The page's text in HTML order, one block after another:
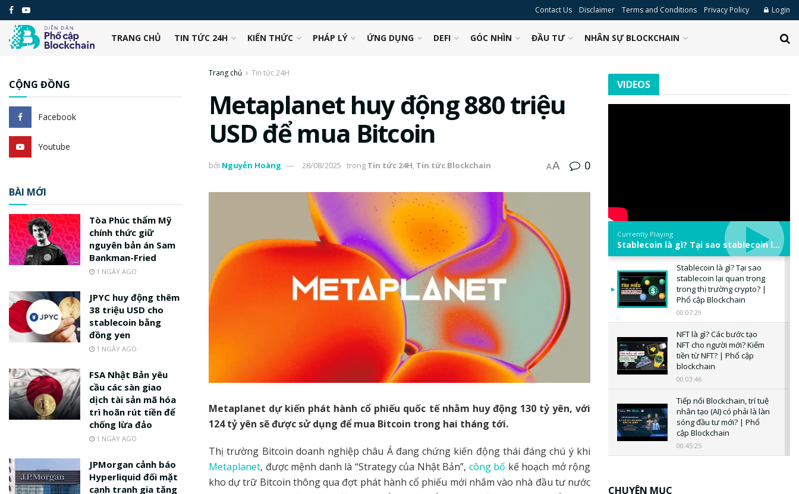
Contact Us Disclaimer Terms and Conditions Privacy Policy Login
TRANG CHỦ TIN TỨC 24H KIẾN THỨC PHÁP LÝ ỨNG DỤNG DEFI GÓC NHÌN ĐẦU TƯ NHÂN SỰ BLOCKCHAIN
Trang chủ Tin tức 24H
Metaplanet huy động 880 triệu
USD để mua Bitcoin
bởi Nguyễn Hoàng 28/08/2025 trong Tin tức 24H, Tin tức Blockchain AA 0
Metaplanet dự kiến phát hành cổ phiếu quốc tế nhằm huy động 130 tỷ yên, với
124 tỷ yên sẽ được sử dụng để mua Bitcoin trong hai tháng tới.
Thị trường Bitcoin doanh nghiệp châu Á đang chứng kiến động thái đáng chú ý khi
Metaplanet, được mệnh danh là “Strategy của Nhật Bản”, công bố kế hoạch mở rộng
kho dự trữ Bitcoin thông qua đợt phát hành cổ phiếu mới nhắm vào nhà đầu tư nước
CỘNG ĐỒNG
Facebook
Youtube
BÀI MỚI
Tòa Phúc thẩm Mỹ
chính thức giữ
nguyên bản án Sam
Bankman-Fried
1 NGÀY AGO
JPYC huy động thêm
38 triệu USD cho
stablecoin bằng
đồng yen
1 NGÀY AGO
FSA Nhật Bản yêu
cầu các sàn giao
dịch tài sản mã hóa
trì hoãn rút tiền để
chống lừa đảo
1 NGÀY AGO
JPMorgan cảnh báo
Hyperliquid đối mặt
cạnh tranh gia tăng
VIDEOS
Currently Playing
Stablecoin là gì? Tại sao stablecoin lại quan trọng trong thị trường crypto? | Phổ cập Blockchain
Stablecoin là gì? Tại sao
stablecoin lại quan trọng
trong thị trường crypto? |
Phổ cập Blockchain
00:07:29
NFT là gì? Các bước tạo
NFT cho người mới? Kiếm
tiền từ NFT? | Phổ cập
blockchain
00:03:46
Tiếp nối Blockchain, trí tuệ
nhân tạo (AI) có phải là làn
sóng đầu tư mới? | Phổ
cập Blockchain
00:45:25
CHUYÊN MỤC